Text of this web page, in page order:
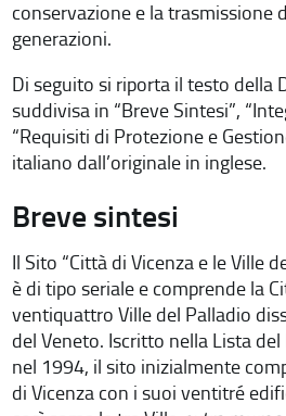
conservazione e la trasmissione
generazioni.
Di seguito si riporta il testo della
suddivisa in “Breve Sintesi”,
“Requisiti di Protezione e
italiano dall’originale in inglese.
Breve sintesi
Il Sito “Città di Vicenza e le Ville
è di tipo seriale e comprende la
ventiquattro Ville del Palladio
del Veneto. Iscritto nella Lista
nel 1994, il sito inizialmente
di Vicenza con i suoi ventitré